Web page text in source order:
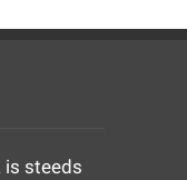
is steeds